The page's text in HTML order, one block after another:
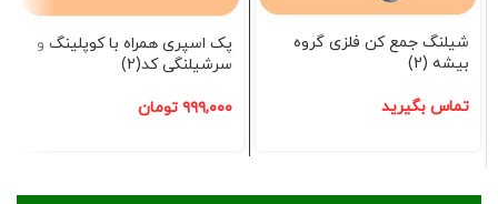
شیلنگ جمع کن فلزی گروه
بیشه (2)
تماس بگیرید
پک اسپری همراه با کوپلینگ و
سرشیلنگی کد(2)
۹۹۹,۰۰۰ تومان